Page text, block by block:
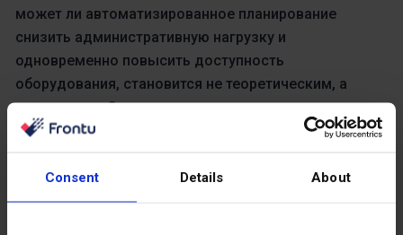
Consent Details About
может ли автоматизированное планирование
снизить административную нагрузку и
одновременно повысить доступность
оборудования, становится не теоретическим, а
измеримым. Соединяя планирование, выполнение и
отчетность, Frontu превращает техническое
контролируемую, управляемую данными операцию.